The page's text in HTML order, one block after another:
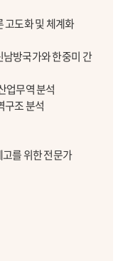
고도화 및 체계화
방국가와 한중미 간
업무역 분석
구조 분석
를 위한 전문가